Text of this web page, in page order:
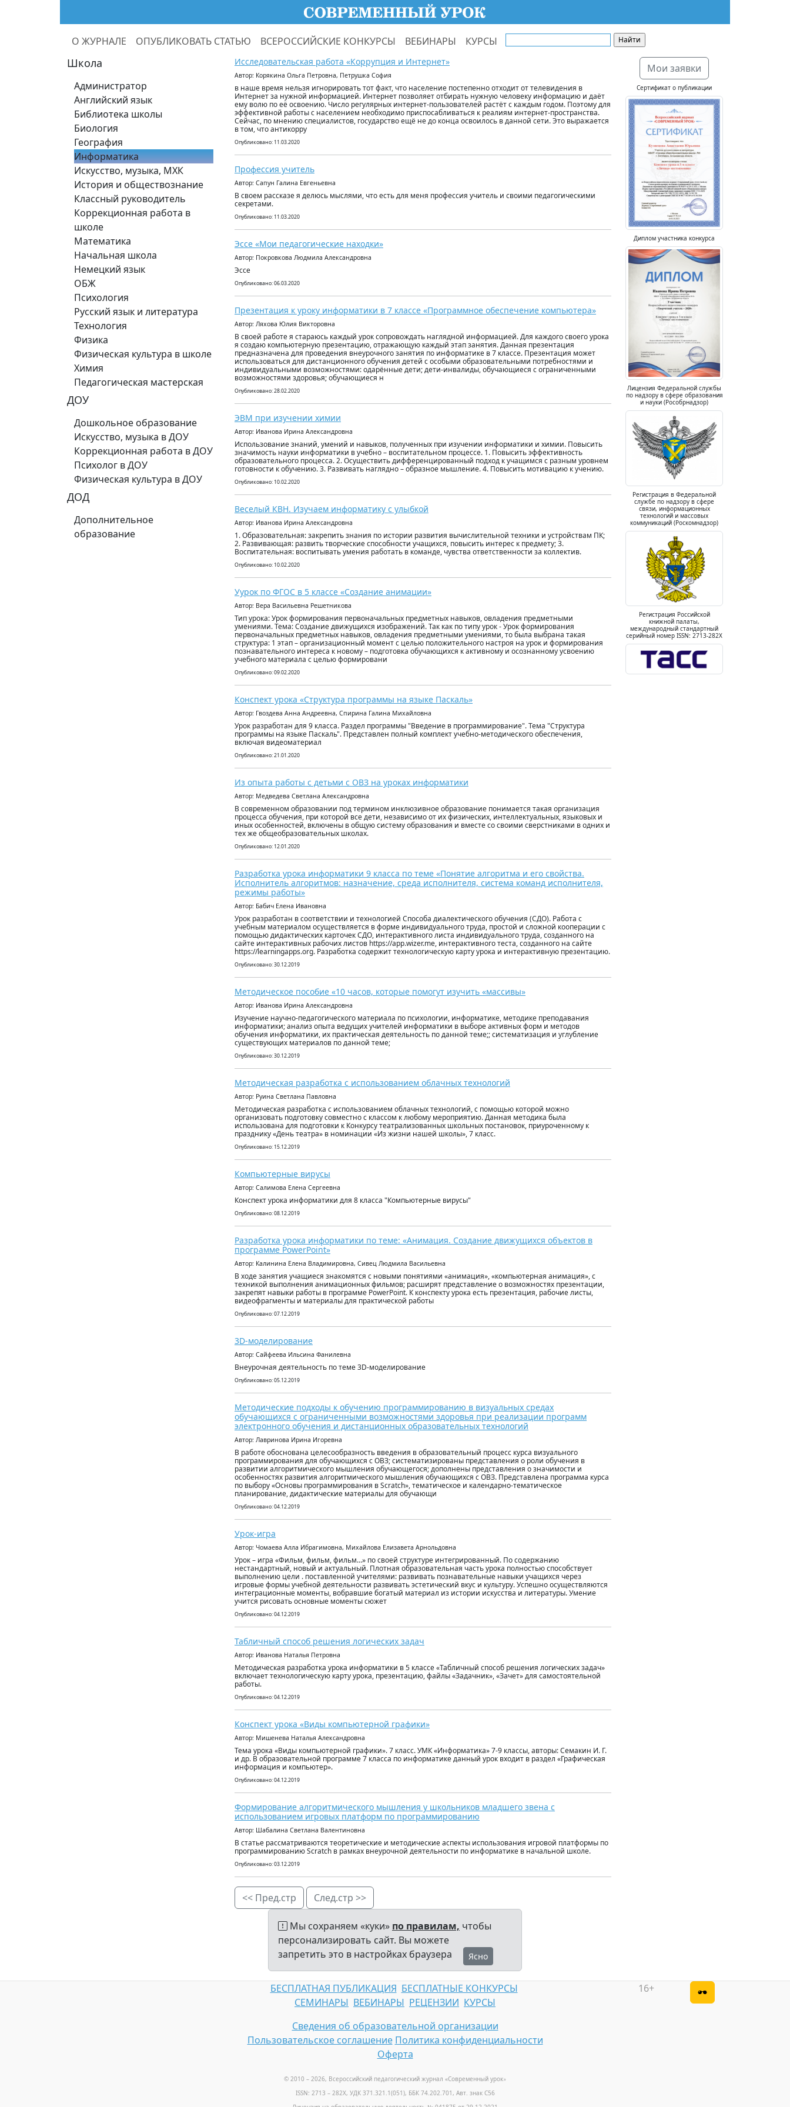
О ЖУРНАЛЕ ОПУБЛИКОВАТЬ СТАТЬЮ ВСЕРОССИЙСКИЕ КОНКУРСЫ ВЕБИНАРЫ КУРСЫ
Школа
Администратор
Английский язык
Библиотека школы
Биология
География
Информатика
Искусство, музыка, МХК
История и обществознание
Классный руководитель
Коррекционная работа в
школе
Математика
Начальная школа
Немецкий язык
ОБЖ
Психология
Русский язык и литература
Технология
Физика
Физическая культура в школе
Химия
Педагогическая мастерская
ДОУ
Дошкольное образование
Искусство, музыка в ДОУ
Коррекционная работа в ДОУ
Психолог в ДОУ
Физическая культура в ДОУ
ДОД
Дополнительное
образование
Исследовательская работа «Коррупция и Интернет»
Автор: Корякина Ольга Петровна, Петрушка София
в наше время нельзя игнорировать тот факт, что население постепенно отходит от телевидения в
Интернет за нужной информацией. Интернет позволяет отбирать нужную человеку информацию и даёт
ему волю по её освоению. Число регулярных интернет-пользователей растёт с каждым годом. Поэтому для
эффективной работы с населением необходимо приспосабливаться к реалиям интернет-пространства.
Сейчас, по мнению специалистов, государство ещё не до конца освоилось в данной сети. Это выражается
в том, что антикорру
Опубликовано: 11.03.2020
Профессия учитель
Автор: Сапун Галина Евгеньевна
В своем рассказе я делюсь мыслями, что есть для меня профессия учитель и своими педагогическими
секретами.
Опубликовано: 11.03.2020
Эссе «Мои педагогические находки»
Автор: Покровкова Людмила Александровна
Эссе
Опубликовано: 06.03.2020
Презентация к уроку информатики в 7 классе «Программное обеспечение компьютера»
Автор: Ляхова Юлия Викторовна
В своей работе я стараюсь каждый урок сопровождать наглядной информацией. Для каждого своего урока
я создаю компьютерную презентацию, отражающую каждый этап занятия. Данная презентация
предназначена для проведения внеурочного занятия по информатике в 7 классе. Презентация может
использоваться для дистанционного обучения детей с особыми образовательными потребностями и
индивидуальными возможностями: одарённые дети; дети-инвалиды, обучающиеся с ограниченными
возможностями здоровья; обучающиеся н
Опубликовано: 28.02.2020
ЭВМ при изучении химии
Автор: Иванова Ирина Александровна
Использование знаний, умений и навыков, полученных при изучении информатики и химии. Повысить
значимость науки информатики в учебно – воспитательном процессе. 1. Повысить эффективность
образовательного процесса. 2. Осуществить дифференцированный подход к учащимся с разным уровнем
готовности к обучению. 3. Развивать наглядно – образное мышление. 4. Повысить мотивацию к учению.
Опубликовано: 10.02.2020
Веселый КВН. Изучаем информатику с улыбкой
Автор: Иванова Ирина Александровна
1. Образовательная: закрепить знания по истории развития вычислительной техники и устройствам ПК;
2. Развивающая: развить творческие способности учащихся, повысить интерес к предмету; 3.
Воспитательная: воспитывать умения работать в команде, чувства ответственности за коллектив.
Опубликовано: 10.02.2020
Уурок по ФГОС в 5 классе «Создание анимации»
Автор: Вера Васильевна Решетникова
Тип урока: Урок формирования первоначальных предметных навыков, овладения предметными
умениями. Тема: Создание движущихся изображений. Так как по типу урок - Урок формирования
первоначальных предметных навыков, овладения предметными умениями, то была выбрана такая
структура: 1 этап – организационный момент с целью положительного настроя на урок и формирования
познавательного интереса к новому – подготовка обучающихся к активному и осознанному усвоению
учебного материала с целью формировани
Опубликовано: 09.02.2020
Конспект урока «Структура программы на языке Паскаль»
Автор: Гвоздева Анна Андреевна, Спирина Галина Михайловна
Урок разработан для 9 класса. Раздел программы "Введение в программирование". Тема "Структура
программы на языке Паскаль". Представлен полный комплект учебно-методического обеспечения,
включая видеоматериал
Опубликовано: 21.01.2020
Из опыта работы с детьми с ОВЗ на уроках информатики
Автор: Медведева Светлана Александровна
В современном образовании под термином инклюзивное образование понимается такая организация
процесса обучения, при которой все дети, независимо от их физических, интеллектуальных, языковых и
иных особенностей, включены в общую систему образования и вместе со своими сверстниками в одних и
тех же общеобразовательных школах.
Опубликовано: 12.01.2020
Разработка урока информатики 9 класса по теме «Понятие алгоритма и его свойства.
Исполнитель алгоритмов: назначение, среда исполнителя, система команд исполнителя,
режимы работы»
Автор: Бабич Елена Ивановна
Урок разработан в соответствии и технологией Способа диалектического обучения (СДО). Работа с
учебным материалом осуществляется в форме индивидуального труда, простой и сложной кооперации с
помощью дидактических карточек СДО, интерактивного листа индивидуального труда, созданного на
сайте интерактивных рабочих листов https://app.wizer.me, интерактивного теста, созданного на сайте
https://learningapps.org. Разработка содержит технологическую карту урока и интерактивную презентацию.
Опубликовано: 30.12.2019
Методическое пособие «10 часов, которые помогут изучить «массивы»
Автор: Иванова Ирина Александровна
Изучение научно-педагогического материала по психологии, информатике, методике преподавания
информатики; анализ опыта ведущих учителей информатики в выборе активных форм и методов
обучения информатики, их практическая деятельность по данной теме;; систематизация и углубление
существующих материалов по данной теме;
Опубликовано: 30.12.2019
Методическая разработка с использованием облачных технологий
Автор: Руина Светлана Павловна
Методическая разработка с использованием облачных технологий, с помощью которой можно
организовать подготовку совместно с классом к любому мероприятию. Данная методика была
использована для подготовки к Конкурсу театрализованных школьных постановок, приуроченному к
празднику «День театра» в номинации «Из жизни нашей школы», 7 класс.
Опубликовано: 15.12.2019
Компьютерные вирусы
Автор: Салимова Елена Сергеевна
Конспект урока информатики для 8 класса "Компьютерные вирусы"
Опубликовано: 08.12.2019
Разработка урока информатики по теме: «Анимация. Создание движущихся объектов в
программе PowerPoint»
Автор: Калинина Елена Владимировна, Сивец Людмила Васильевна
В ходе занятия учащиеся знакомятся с новыми понятиями «анимация», «компьютерная анимация», с
техникой выполнения анимационных фильмов; расширят представление о возможностях презентации,
закрепят навыки работы в программе PowerPoint. К конспекту урока есть презентация, рабочие листы,
видеофрагменты и материалы для практической работы
Опубликовано: 07.12.2019
3D-моделирование
Автор: Сайфеева Ильсина Фанилевна
Внеурочная деятельность по теме 3D-моделирование
Опубликовано: 05.12.2019
Методические подходы к обучению программированию в визуальных средах
обучающихся с ограниченными возможностями здоровья при реализации программ
электронного обучения и дистанционных образовательных технологий
Автор: Лавринова Ирина Игоревна
В работе обоснована целесообразность введения в образовательный процесс курса визуального
программирования для обучающихся с ОВЗ; систематизированы представления о роли обучения в
развитии алгоритмического мышления обучающегося; дополнены представления о значимости и
особенностях развития алгоритмического мышления обучающихся с ОВЗ. Представлена программа курса
по выбору «Основы программирования в Scratch», тематическое и календарно-тематическое
планирование, дидактические материалы для обучающи
Опубликовано: 04.12.2019
Урок-игра
Автор: Чомаева Алла Ибрагимовна, Михайлова Елизавета Арнольдовна
Урок – игра «Фильм, фильм, фильм…» по своей структуре интегрированный. По содержанию
нестандартный, новый и актуальный. Плотная образовательная часть урока полностью способствует
выполнению цели . поставленной учителями: развивать познавательные навыки учащихся через
игровые формы учебной деятельности развивать эстетический вкус и культуру. Успешно осуществляются
интеграционные моменты, вобравшие богатый материал из истории искусства и литературы. Умение
учится рисовать основные моменты сюжет
Опубликовано: 04.12.2019
Табличный способ решения логических задач
Автор: Иванова Наталья Петровна
Методическая разработка урока информатики в 5 классе «Табличный способ решения логических задач»
включает технологическую карту урока, презентацию, файлы «Задачник», «Зачет» для самостоятельной
работы.
Опубликовано: 04.12.2019
Конспект урока «Виды компьютерной графики»
Автор: Мишенева Наталья Александровна
Тема урока «Виды компьютерной графики». 7 класс. УМК «Информатика» 7-9 классы, авторы: Семакин И. Г.
и др. В образовательной программе 7 класса по информатике данный урок входит в раздел «Графическая
информация и компьютер».
Опубликовано: 04.12.2019
Формирование алгоритмического мышления у школьников младшего звена с
использованием игровых платформ по программированию
Автор: Шабалина Светлана Валентиновна
В статье рассматриваются теоретические и методические аспекты использования игровой платформы по
программированию Scratch в рамках внеурочной деятельности по информатике в начальной школе.
Опубликовано: 03.12.2019
<< Пред.стр След.стр >>
Мои заявки
Сертификат о публикации
Диплом участника конкурса
Лицензия Федеральной службы
по надзору в сфере образования
и науки (Рособрнадзор)
Регистрация в Федеральной
службе по надзору в сфере
связи, информационных
технологий и массовых
коммуникаций (Роскомнадзор)
Регистрация Российской
книжной палаты,
международный стандартный
серийный номер ISSN: 2713-282X
Мы сохраняем «куки» по правилам, чтобы
персонализировать сайт. Вы можете
запретить это в настройках браузера
Ясно
БЕСПЛАТНАЯ ПУБЛИКАЦИЯ БЕСПЛАТНЫЕ КОНКУРСЫ
СЕМИНАРЫ ВЕБИНАРЫ РЕЦЕНЗИИ КУРСЫ
Сведения об образовательной организации
Пользовательское соглашение Политика конфиденциальности
Оферта
© 2010 – 2026, Всероссийский педагогический журнал «Современный урок»
ISSN: 2713 – 282X, УДК 371.321.1(051), ББК 74.202.701, Авт. знак С56
16+